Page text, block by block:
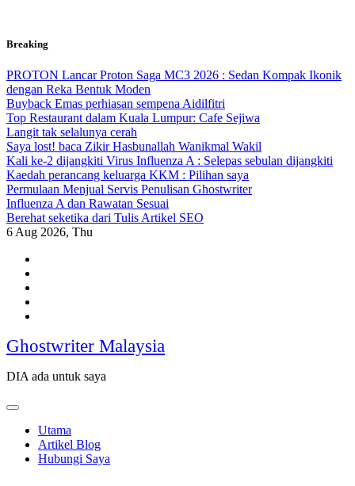
Skip
content
Breaking
PROTON Lancar Proton Saga MC3 2026 : Sedan Kompak Ikonik
dengan Reka Bentuk Moden
Buyback Emas perhiasan sempena Aidilfitri
Top Restaurant dalam Kuala Lumpur: Cafe Sejiwa
Langit tak selalunya cerah
Saya lost! baca Zikir Hasbunallah Wanikmal Wakil
Kali ke-2 dijangkiti Virus Influenza A : Selepas sebulan dijangkiti
Kaedah perancang keluarga KKM : Pilihan saya
Permulaan Menjual Servis Penulisan Ghostwriter
Influenza A dan Rawatan Sesuai
Berehat seketika dari Tulis Artikel SEO
6 Aug 2026, Thu
Ghostwriter Malaysia
DIA ada untuk saya
Utama
Artikel Blog
Hubungi Saya